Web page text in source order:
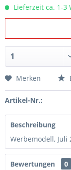
Lieferzeit ca. 1-3
Merken
Artikel-Nr.:
Beschreibung
Werbemodell, Juli
Bewertungen
0